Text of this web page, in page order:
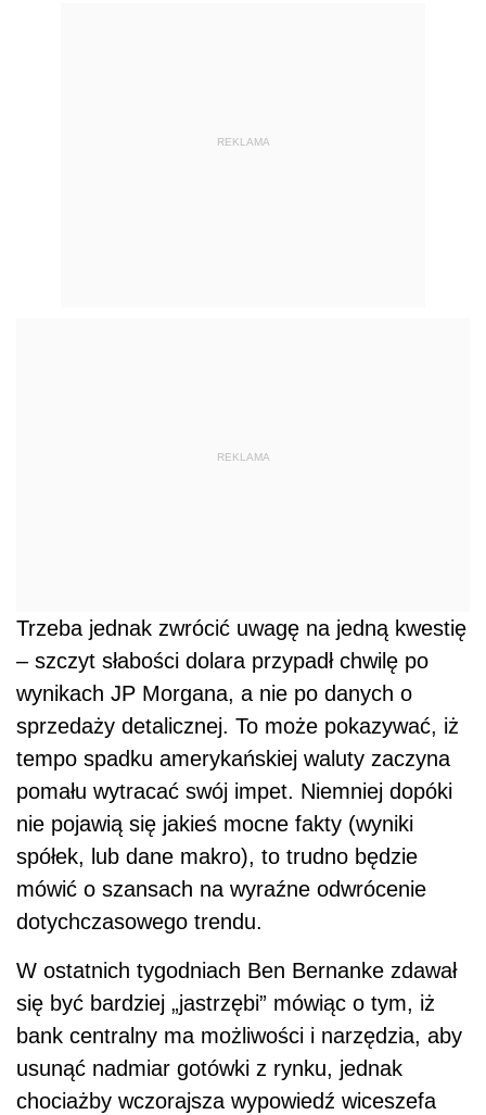
REKLAMA
REKLAMA
Trzeba jednak zwrócić uwagę na jedną kwestię
– szczyt słabości dolara przypadł chwilę po
wynikach JP Morgana, a nie po danych o
sprzedaży detalicznej. To może pokazywać, iż
tempo spadku amerykańskiej waluty zaczyna
pomału wytracać swój impet. Niemniej dopóki
nie pojawią się jakieś mocne fakty (wyniki
spółek, lub dane makro), to trudno będzie
mówić o szansach na wyraźne odwrócenie
dotychczasowego trendu.
W ostatnich tygodniach Ben Bernanke zdawał
się być bardziej „jastrzębi” mówiąc o tym, iż
bank centralny ma możliwości i narzędzia, aby
usunąć nadmiar gotówki z rynku, jednak
chociażby wczorajsza wypowiedź wiceszefa